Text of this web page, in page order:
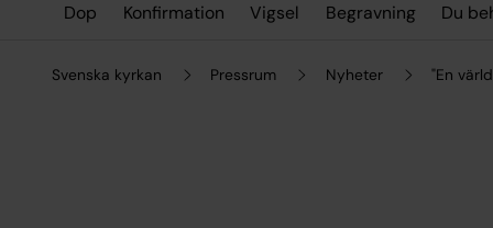
Dop Konfirmation Vigsel Begravning Du
Svenska kyrkan Pressrum Nyheter "En